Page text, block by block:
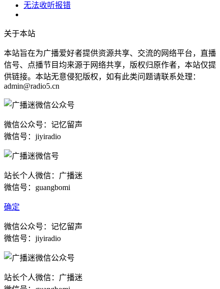
无法收听报错
关于本站
本站旨在为广播爱好者提供资源共享、交流的网络平台，直播
信号、点播节目均来源于网络共享，版权归原作者，本站仅提
供链接。本站无意侵犯版权，如有此类问题请联系处理：
admin@radio5.cn
微信公众号：记忆留声
微信号：jiyiradio
站长个人微信：广播迷
微信号：guangbomi
确定
微信公众号：记忆留声
微信号：jiyiradio
站长个人微信：广播迷